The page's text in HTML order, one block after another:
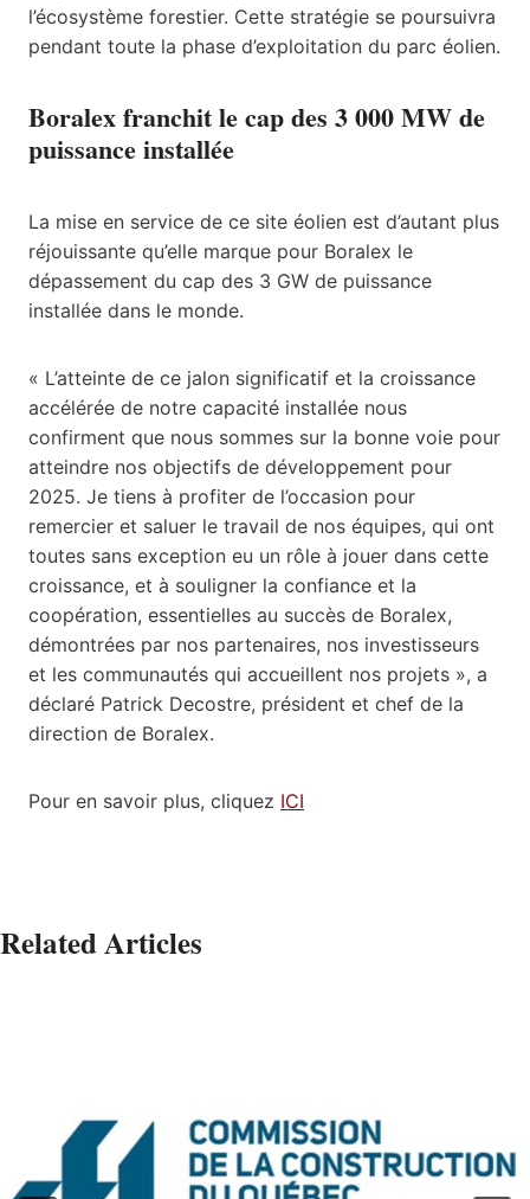
l’écosystème forestier. Cette stratégie se poursuivra
pendant toute la phase d’exploitation du parc éolien.
Boralex franchit le cap des 3 000 MW de
puissance installée
La mise en service de ce site éolien est d’autant plus
réjouissante qu’elle marque pour Boralex le
dépassement du cap des 3 GW de puissance
installée dans le monde.
« L’atteinte de ce jalon significatif et la croissance
accélérée de notre capacité installée nous
confirment que nous sommes sur la bonne voie pour
atteindre nos objectifs de développement pour
2025. Je tiens à profiter de l’occasion pour
remercier et saluer le travail de nos équipes, qui ont
toutes sans exception eu un rôle à jouer dans cette
croissance, et à souligner la confiance et la
coopération, essentielles au succès de Boralex,
démontrées par nos partenaires, nos investisseurs
et les communautés qui accueillent nos projets », a
déclaré Patrick Decostre, président et chef de la
direction de Boralex.
Pour en savoir plus, cliquez ICI
Related Articles